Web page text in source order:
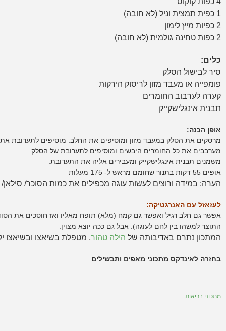
1 כפית תמצית וניל (לא חובה)
2 כפיות מיץ לימון
2 כפות טחינה גולמית (לא חובה)
כלים:
סיר לבישול הסלק
פומפייה או מעבד מזון לריסוק הירקות
קערה לערבוב החומרים
תבנית אינגלישקייק
אופן הכנה:
מרסקים את הסלק במעבד מזון ומוסיפים את החלב. מוסיפים לתערובת את
מערבבים את כל החומרים היבשים ומוסיפים לתערובת של הסלק.
משמנים תבנית אינגלישקייק ומעבירים אליה את התערובת.
אופים 55 דקות בתנור שחומם מראש ל- 175 מעלות
הערה: במידה ורוצים לעשות עוגה מכפילים את כמות הסוכר/
לעזאזל עם האנרגטיקה:
אפשר גם חלב רגיל ואפשר גם קמח (מלא) תופח מאליו ואז חוסכים את
התוצר למשהו בין לחם לעוגה). אבל גם ככה יוצא מצוין.
המתכון נתרם באדיבותה של הילה טהור, מטפלת בשיאצו ובשיאצו
בחזרה לאינדקס מתכוני מאפים ותבשילים
מתכוני בריאות